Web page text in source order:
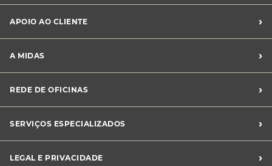
Franchising Midas
APOIO AO CLIENTE ›
Livro de Reclamações
Canal de Denúncias
Perguntas Frequentes
A MIDAS ›
Sustentabilidade
Notícias Midas
REDE DE OFICINAS ›
SERVIÇOS ESPECIALIZADOS
›
LEGAL E PRIVACIDADE
›